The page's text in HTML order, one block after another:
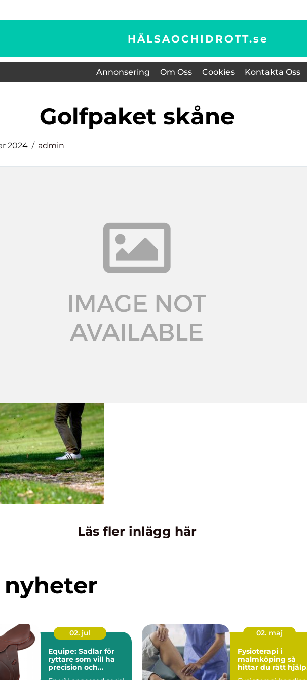
HÄLSAOCHIDROTT.se
Annonsering Om Oss Cookies Kontakta Oss
golfpaket skåne
2024 admin
Läs fler inlägg här
nyheter
02. jul
Equipe: Sadlar för
ryttare som vill ha
precision och
02. maj
Fysioterapi i
malmköping så
hittar du rätt hjälp